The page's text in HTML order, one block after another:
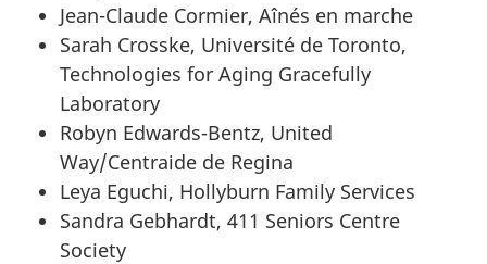
Jean-Claude Cormier, Aînés en marche
Sarah Crosske, Université de Toronto,
Technologies for Aging Gracefully
Laboratory
Robyn Edwards-Bentz, United
Way/Centraide de Regina
Leya Eguchi, Hollyburn Family Services
Sandra Gebhardt, 411 Seniors Centre
Society